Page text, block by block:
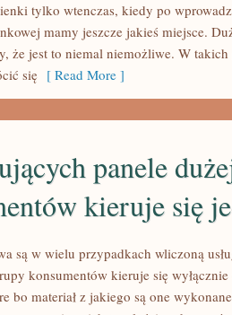
tylko wtenczas, kiedy po
mamy jeszcze jakieś miejsce.
że jest to niemal niemożliwe. W
się [ Read More ]
panele
kieruje się
są w wielu przypadkach wliczoną
konsumentów kieruje się
bo materiał z jakiego są one